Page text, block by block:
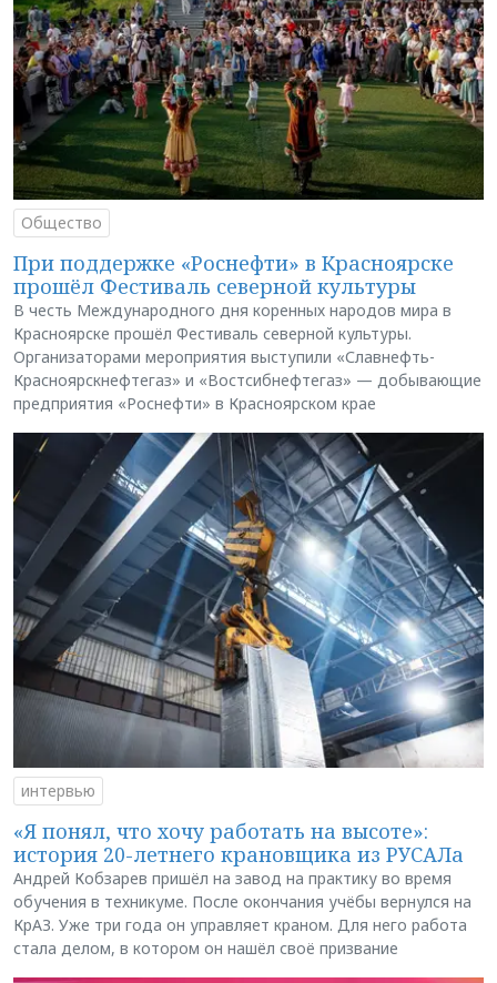
Общество
При поддержке «Роснефти» в Красноярске
прошёл Фестиваль северной культуры
В честь Международного дня коренных народов мира в
Красноярске прошёл Фестиваль северной культуры.
Организаторами мероприятия выступили «Славнефть-
Красноярскнефтегаз» и «Востсибнефтегаз» — добывающие
предприятия «Роснефти» в Красноярском крае
интервью
«Я понял, что хочу работать на высоте»:
история 20-летнего крановщика из РУСАЛа
Андрей Кобзарев пришёл на завод на практику во время
обучения в техникуме. После окончания учёбы вернулся на
КрАЗ. Уже три года он управляет краном. Для него работа
стала делом, в котором он нашёл своё призвание